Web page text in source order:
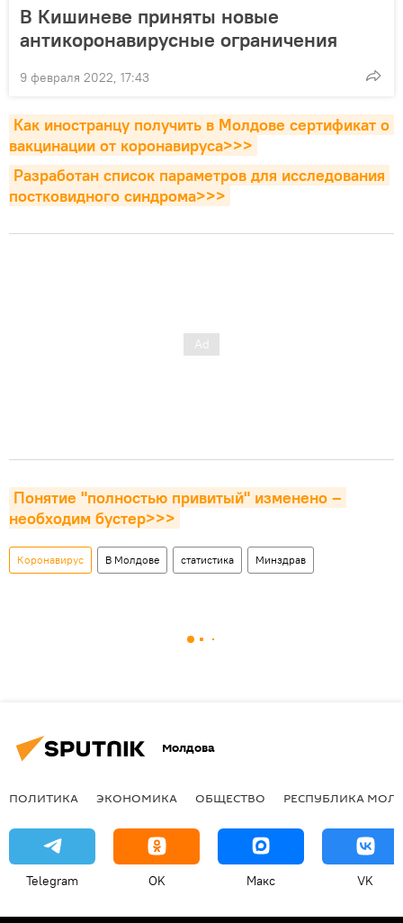
В Кишиневе приняты новые
антикоронавирусные ограничения
9 февраля 2022, 17:43
Как иностранцу получить в Молдове сертификат о
вакцинации от коронавируса>>>
Разработан список параметров для исследования
постковидного синдрома>>>
Понятие "полностью привитый" изменено –
необходим бустер>>>
Коронавирус В Молдове статистика Минздрав
Молдова
ПОЛИТИКА ЭКОНОМИКА ОБЩЕСТВО РЕСПУБЛИКА
Telegram OK Макс VK